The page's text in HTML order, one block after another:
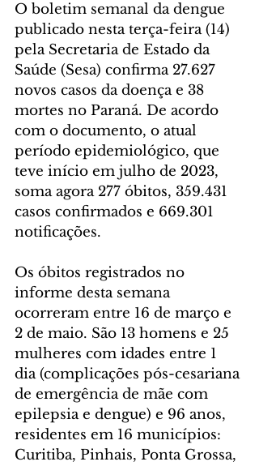
O boletim semanal da dengue
publicado nesta terça-feira (14)
pela Secretaria de Estado da
Saúde (Sesa) confirma 27.627
novos casos da doença e 38
mortes no Paraná. De acordo
com o documento, o atual
período epidemiológico, que
teve início em julho de 2023,
soma agora 277 óbitos, 359.431
casos confirmados e 669.301
notificações.
Os óbitos registrados no
informe desta semana
ocorreram entre 16 de março e
2 de maio. São 13 homens e 25
mulheres com idades entre 1
dia (complicações pós-cesariana
de emergência de mãe com
epilepsia e dengue) e 96 anos,
residentes em 16 municípios:
Curitiba, Pinhais, Ponta Grossa,